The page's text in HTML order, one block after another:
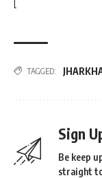
[
TAGGED:
Sign
Be keep
straight